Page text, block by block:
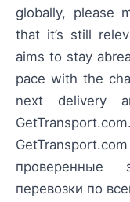
globally, please
that it’s still
aims to stay
pace with the
next delivery
проверенные
перевозки по